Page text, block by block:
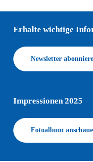
Erhalte wichtige
Newsletter
Impressionen 2025
Fotoalbum